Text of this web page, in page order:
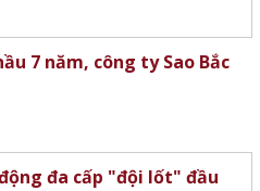
7 năm, công ty Sao Bắc
đa cấp "đội lốt" đầu